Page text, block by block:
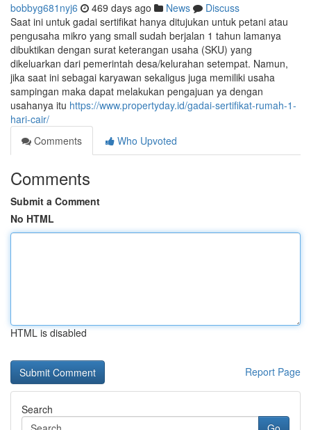
bobbyg681nyj6 469 days ago News
Discuss
Saat ini untuk gadai sertifikat hanya ditujukan untuk petani atau
pengusaha mikro yang small sudah berjalan 1 tahun lamanya
dibuktikan dengan surat keterangan usaha (SKU) yang
dikeluarkan dari pemerintah desa/kelurahan setempat. Namun,
jika saat ini sebagai karyawan sekaligus juga memiliki usaha
sampingan maka dapat melakukan pengajuan ya dengan
usahanya itu https://www.propertyday.id/gadai-sertifikat-rumah-1-
hari-cair/
Comments
Who Upvoted
Comments
Submit a Comment
No HTML
HTML is disabled
Report Page
Search